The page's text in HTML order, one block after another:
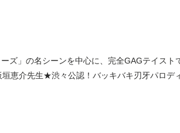
ズ」の名シーンを中心に、完全GAGテイス
恵介先生★渋々公認！バッキバキ刃牙パロデ